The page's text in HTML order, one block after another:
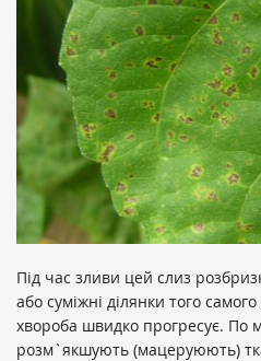
Під час зливи цей слиз
або суміжні ділянки того
хвороба швидко прогресує. По
розм`якшують (мацеруюють)